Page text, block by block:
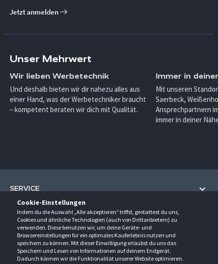
Cookie-Einstellungen
Indem du die Auswahl „Alle akzeptieren“ triffst, gestattest du uns,
Cookies und ähnliche Technologien (auch von Drittanbietern) zu
verwenden. Diese benutzen wir, um deine Geräte- und
Browsereinstellungen für ein optimales Kauferlebnis nutzen und
speichern zu können. Mit dieser Einwilligung erlaubst du uns das
Speichern und Lesen von Informationen auf deinem Endgerät.
Dadurch können wir die Funktionalität unserer Website optimieren.
Jetzt anmelden
Unser Mehrwert
Wir lieben Werbetechnik
Und deshalb bieten wir dir nahezu alles aus
einer Hand, was der Werbetechniker braucht
– kompetent beraten wir dich mit Qualität.
Immer in
Mit unseren
Saerbeck,
Ansprechpartnern
immer in deiner
SERVICE
Hilfe und Information
Fragen und Antworten (FAQ)
Kontakt
Newsletter
UNTERNEHMEN
Über uns
Anfahrt
Ansprechpartner
KONTAKT
Gröner-Schulze GmbH
ÖFFNUNGSZEITEN